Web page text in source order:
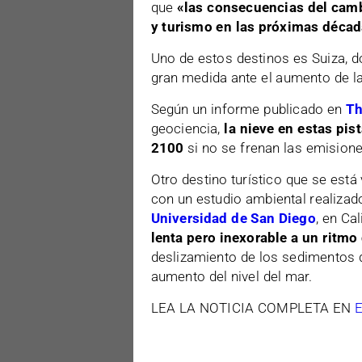
que «las consecuencias del
y turismo en las próximas
Uno de estos destinos es Suiza,
gran medida ante el aumento de
Según un informe publicado en
geociencia, la nieve en estas
2100 si no se frenan las
Otro destino turístico que se está
con un estudio ambiental
Universidad de San Diego, en
lenta pero inexorable a un
deslizamiento de los sedimentos
aumento del nivel del mar.
LEA LA NOTICIA COMPLETA EN